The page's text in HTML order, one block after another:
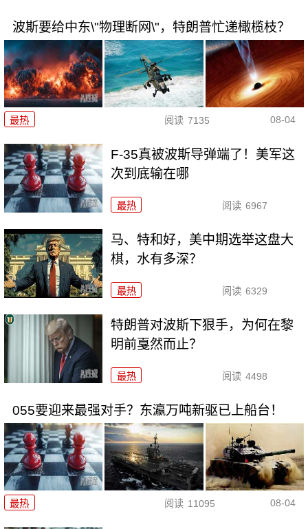
波斯要给中东\"物理断网\"，特朗普忙递橄榄枝？
最热 阅读 7135 08-04
F-35真被波斯导弹端了！美军这
次到底输在哪
最热 阅读 6967
马、特和好，美中期选举这盘大
棋，水有多深？
最热 阅读 6329
特朗普对波斯下狠手，为何在黎
明前戛然而止？
最热 阅读 4498
055要迎来最强对手？东瀛万吨新驱已上船台！
最热 阅读 11095 08-04